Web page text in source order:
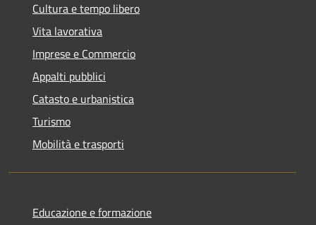
Cultura e tempo libero
Vita lavorativa
Imprese e Commercio
Appalti pubblici
Catasto e urbanistica
Turismo
Mobilità e trasporti
Educazione e formazione